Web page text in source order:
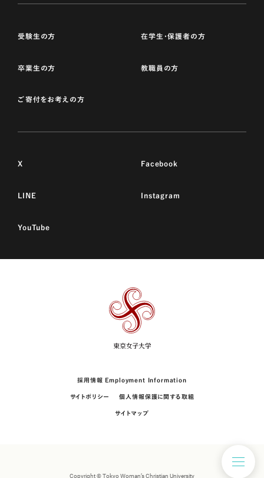
受験生の方 在学生・保護者の方
卒業生の方 教職員の方
ご寄付をお考えの方
X Facebook
LINE Instagram
YouTube
東
採用情報 Employment Information
サイトポリシー 個人情報保護に関する取組
サイトマップ
Copyright © Tokyo Woman’s Christian University